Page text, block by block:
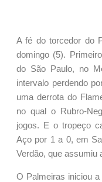
A fé do torcedor do
domingo (5).
do São Paulo, no
intervalo perdendo
uma derrota do
no qual o Rubro-
jogos. E o tropeço
Aço por 1 a 0, em
Verdão, que assumiu
O Palmeiras iniciou